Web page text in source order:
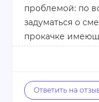
проблемой: по
задуматься о
прокачке
разбираюсь в
анализ.
читала много
выяснить, где